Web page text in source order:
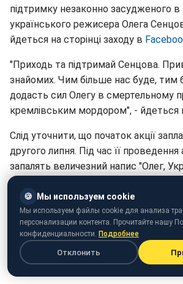
підтримку незаконно засудженого в
українського режисера Олега
йдеться на сторінці заходу в
"Приходь та підтримай Сенцова.
знайомих. Чим більше нас буде, тим
додасть сил Олегу в смертельному
кремлівським мордором", - йдеться
Слід уточнити, що початок акції
другого липня. Під час її проведення
запалять величезний напис "Олег,
полі стадіону НСК "Олімпійський".
До речі, документального
громадянства утримуваного в Росії
існує. Про це сьогодні під час прес-
повідомила Уповноважений
людини Людмила Денисова.
🍪 Мы используем cookie
Мы используем файлы cookie для анализа
персонализации контента. Прочитайте нашу
конфиденциальности. Подробнее
Отклонить